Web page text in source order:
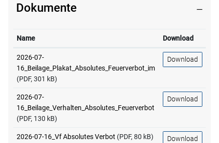
Dokumente
Name Download
2026-07-
16_Beilage_Plakat_Absolutes_Feuerverbot_im
(PDF, 301 kB)
Download
2026-07-
16_Beilage_Verhalten_Absolutes_Feuerverbot
(PDF, 130 kB)
Download
2026-07-16_Vf Absolutes Verbot (PDF, 80 kB) Download